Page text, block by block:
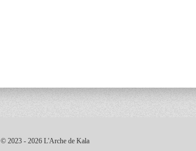
© 2023 - 2026 L'Arche de Kala